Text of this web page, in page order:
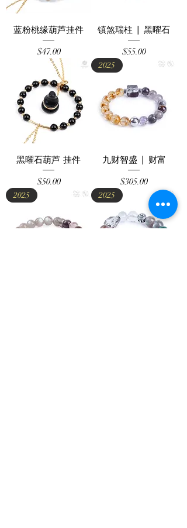
蓝粉桃缘葫芦挂件
Price
$47.00
镇煞瑞柱 | 黑曜石
Price
$55.00
黑曜石葫芦 挂件
Price
$50.00
2025
九财智盛 | 财富
Price
$305.00
2025 2025